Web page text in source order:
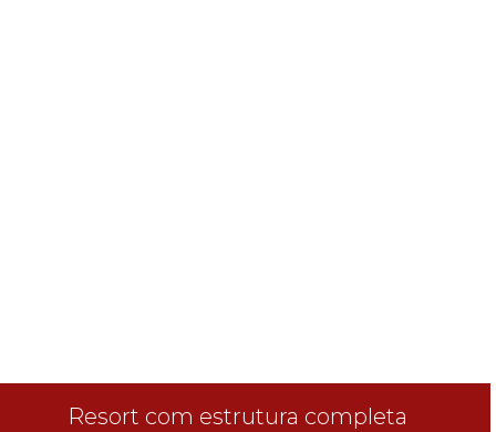
Resort com estrutura completa